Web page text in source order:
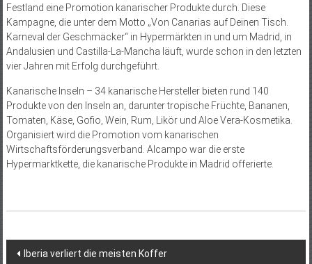
Festland eine Promotion kanarischer Produkte durch. Diese
Kampagne, die unter dem Motto „Von Canarias auf Deinen Tisch.
Karneval der Geschmäcker“ in Hypermärkten in und um Madrid, in
Andalusien und Castilla-La-Mancha läuft, wurde schon in den letzten
vier Jahren mit Erfolg durchgeführt.
Kanarische Inseln – 34 kanarische Hersteller bieten rund 140
Produkte von den Inseln an, darunter tropische Früchte, Bananen,
Tomaten, Käse, Gofio, Wein, Rum, Likör und Aloe Vera-Kosmetika.
Organisiert wird die Promotion vom kanarischen
Wirtschaftsförderungsverband. Alcampo war die erste
Hypermarktkette, die kanarische Produkte in Madrid offerierte.
Beitragsnavigation
Iberia verliert die meisten Koffer